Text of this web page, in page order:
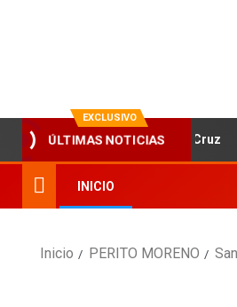
EXCLUSIVO
ÚLTIMAS NOTICIAS
Fundación Banco Santa Cruz
INICIO
Inicio PERITO MORENO